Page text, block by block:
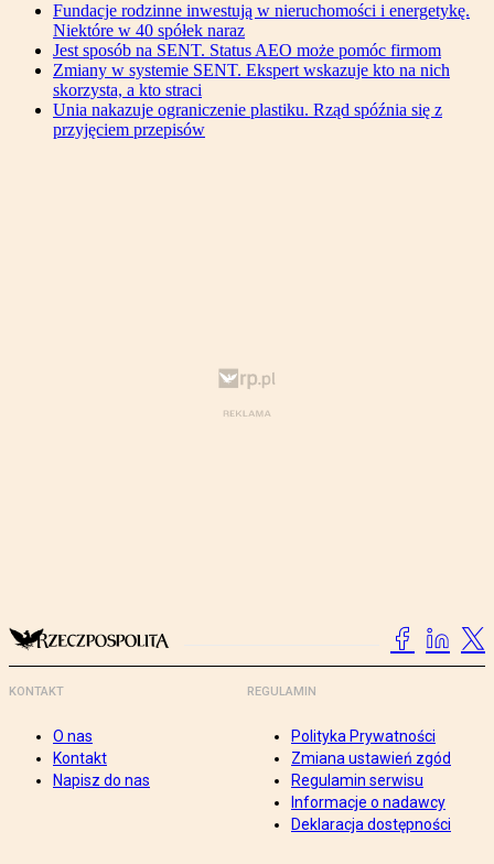
Fundacje rodzinne inwestują w nieruchomości i energetykę.
Niektóre w 40 spółek naraz
Jest sposób na SENT. Status AEO może pomóc firmom
Zmiany w systemie SENT. Ekspert wskazuje kto na nich
skorzysta, a kto straci
Unia nakazuje ograniczenie plastiku. Rząd spóźnia się z
przyjęciem przepisów
KONTAKT
O nas
Kontakt
Napisz do nas
REGULAMIN
Polityka Prywatności
Zmiana ustawień zgód
Regulamin serwisu
Informacje o nadawcy
Deklaracja dostępności